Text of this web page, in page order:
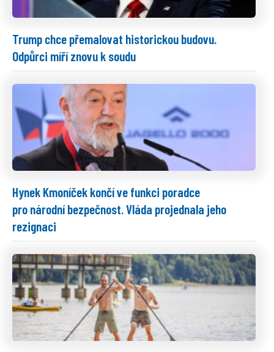
Trump chce přemalovat historickou budovu.
Odpůrci míří znovu k soudu
Hynek Kmoníček končí ve funkci poradce
pro národní bezpečnost. Vláda projednala jeho
rezignaci